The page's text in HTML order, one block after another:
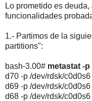
Lo prometido es
funcionalidades
1.- Partimos de la
partitions":
bash-3.00# metastat -p
d70 -p /dev/rdsk/
d69 -p /dev/rdsk/
d68 -p /dev/rdsk/